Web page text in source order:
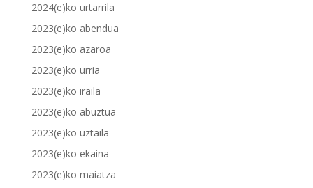
2024(e)ko urtarrila
2023(e)ko abendua
2023(e)ko azaroa
2023(e)ko urria
2023(e)ko iraila
2023(e)ko abuztua
2023(e)ko uztaila
2023(e)ko ekaina
2023(e)ko maiatza